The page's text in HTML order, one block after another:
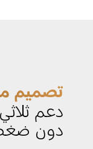
تصميم
دعم
دون